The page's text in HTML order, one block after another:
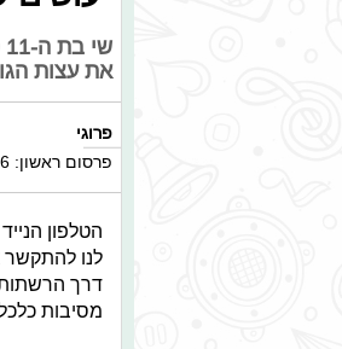
את עצות
פרוגי
פרסום ראשון: 27/09/2016, 16:00
הטלפון
לנו
דרך הרשתות
מסיבות